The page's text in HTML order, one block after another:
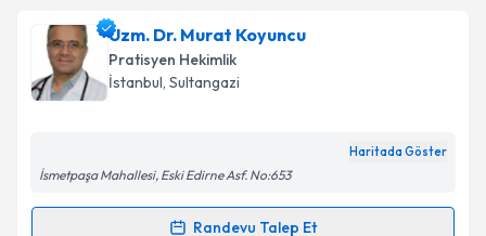
Uzm. Dr. Murat Koyuncu
Pratisyen Hekimlik
İstanbul, Sultangazi
Haritada Göster
İsmetpaşa Mahallesi, Eski Edirne Asf. No:653
Randevu Talep Et